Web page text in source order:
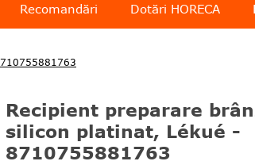
Recomandări Dotări HORECA
Recipient preparare
silicon platinat, Lékué -
8710755881763